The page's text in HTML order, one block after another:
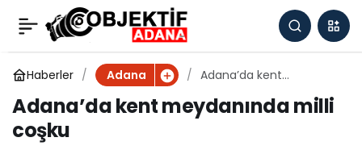
Haberler Adana
Adana’da kent
Adana’da kent meydanında milli
coşku
Adana’da kent
meydanında milli coşku